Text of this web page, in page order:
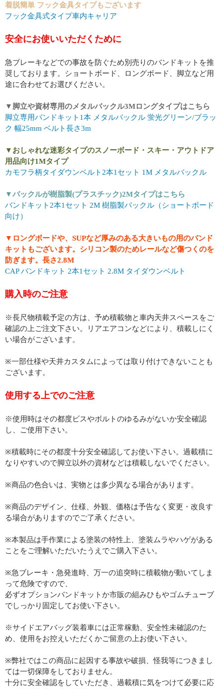
着脱簡単 フック金具タイプもございます
フック金具式タイプ車内キャリア
安全にお使いいただくために
急ブレーキなどでの事故を防ぐため別売りのバンドキットを推
奨しております。ショートボード、ロングボード、脚立など用
途に合わせてお選びください。
▼脚立や資材専用のメタルバックル3Mロングタイプはこちら
脚立専用バンドキット1本 メタルバックル 蛍光グリーン/ブラッ
ク 幅25mm ベルト長さ3m
▼おしゃれな迷彩タイプのスノーボード・スキー・アウトドア
用品向け1Mタイプ
カモフラ柄タイダウンベルト2本1セット 1M メタルバックル
▼バックルが樹脂製(プラスチック)2Mタイプはこちら
バンドキット2本1セット 2M 樹脂製バックル（ショートボード
向け）
▼ロングボードや、SUPなど厚みのある大きいもの用のバンド
キットもございます。シリコン製のためレールなど傷つくのを
防ぎます。長さ2.8M
CAP バンドキット 2本1セット 2.8M タイダウンベルト
購入時のご注意
※長尺物積載予定の方は、予め積載物と車内天井スペースをご
確認の上ご注文下さい。リアエアコンなどにより、積載しにく
い場合がございます。
※一部仕様や天井カスタムによっては取り付けできないことも
ございます。
使用する上でのご注意
※使用時はその都度ビスやボルトのゆるみがないか安全確認
し、ご使用下さい。
※積載時にその都度十分安全確認してお使い下さい。過載積に
なりやすいので脚立以外の資材などは積載しないでください。
※商品の色合いは、実物とは多少異なる場合があります。
※商品のデザイン、仕様、外観、価格は予告なく変更・改良す
る場合がありますのでご了承ください。
※本製品は手作業による塗装の特性上、塗装ムラやハゲがある
ことをご理解いただいたうえでご購入下さい。
※急ブレーキ・急発進時、万一の追突時に積載物が動いてしま
って危険ですので、
必ずオプションバンドキットか市販の組みひもやゴムチューブ
でしっかり固定してお使い下さい。
※サイドエアバッグ装着車には正常稼動、安全性未確認のた
め、使用をお控えいただくかご留意の上お使い下さい。
※弊社ではこの商品に起因する事故や破損、怪我等につきまし
ては一切保障をしておりません。
十分に安全確認をしていただき、過載積に気をつけて必要に応